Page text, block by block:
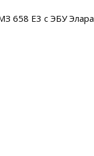
658 E3 c ЭБУ Элара